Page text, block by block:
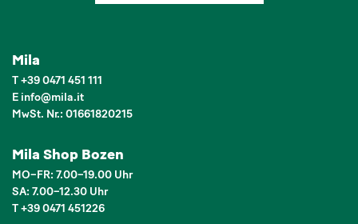
Mila
T+39 0471 451 111
E info@mila.it
MwSt. Nr.: 01661820215
Mila Shop Bozen
MO–FR: 7.00–19.00 Uhr
SA: 7.00–12.30 Uhr
T +39 0471 451226